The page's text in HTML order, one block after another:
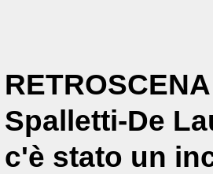
Spalletti-De
c'è stato un